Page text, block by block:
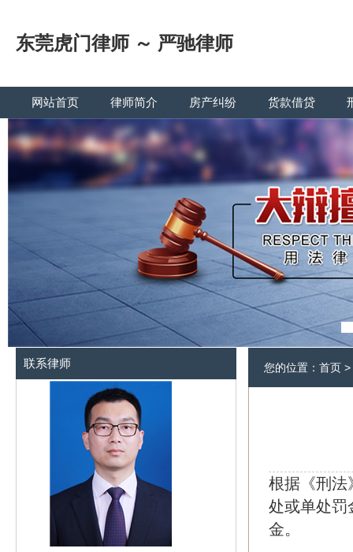
东莞虎门律师 ～ 严驰律师
网站首页 律师简介 房产纠纷 货款借贷
联系律师 您的位置： 首页 >
根据《刑法
处或单处罚
金。